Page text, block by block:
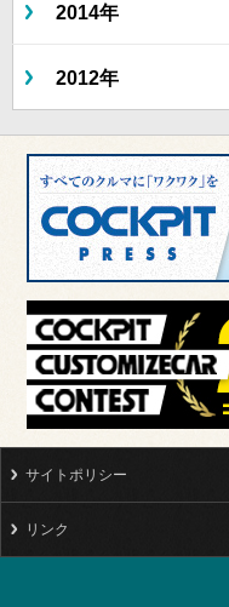
2014年
2012年
サイトポリシー
リンク